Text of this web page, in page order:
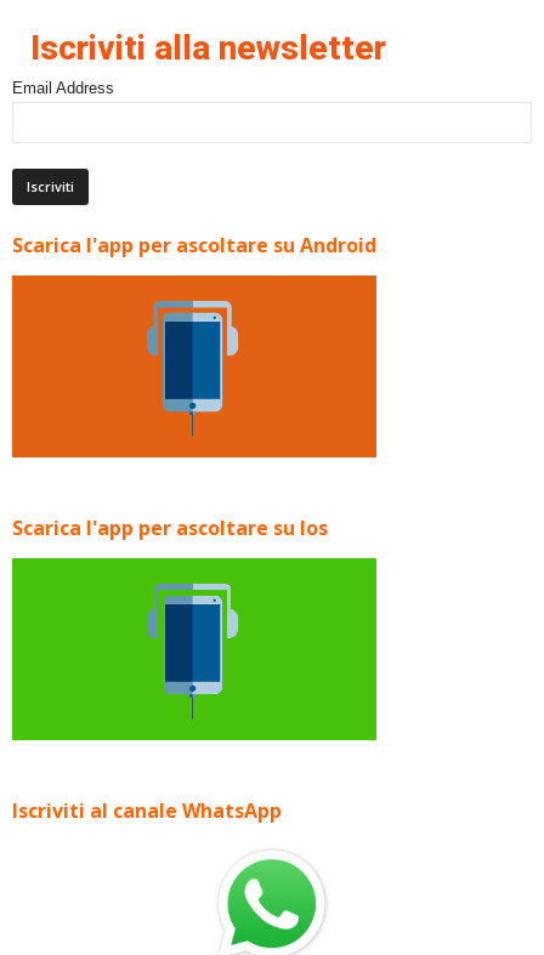
Iscriviti alla newsletter
Email Address
Scarica l'app per ascoltare su Android
Scarica l'app per ascoltare su Ios
Iscriviti al canale WhatsApp